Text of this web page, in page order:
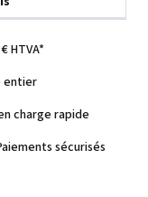
HTVA*
entier
charge rapide
sécurisés